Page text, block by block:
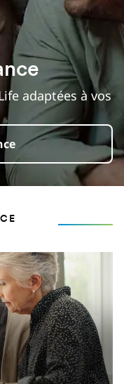
adaptées à vos